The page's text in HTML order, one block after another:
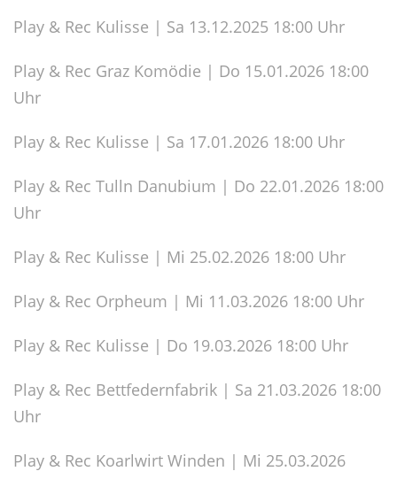
Play & Rec Kulisse | Sa 13.12.2025 18:00 Uhr
Play & Rec Graz Komödie | Do 15.01.2026 18:00
Uhr
Play & Rec Kulisse | Sa 17.01.2026 18:00 Uhr
Play & Rec Tulln Danubium | Do 22.01.2026 18:00
Uhr
Play & Rec Kulisse | Mi 25.02.2026 18:00 Uhr
Play & Rec Orpheum | Mi 11.03.2026 18:00 Uhr
Play & Rec Kulisse | Do 19.03.2026 18:00 Uhr
Play & Rec Bettfedernfabrik | Sa 21.03.2026 18:00
Uhr
Play & Rec Koarlwirt Winden | Mi 25.03.2026